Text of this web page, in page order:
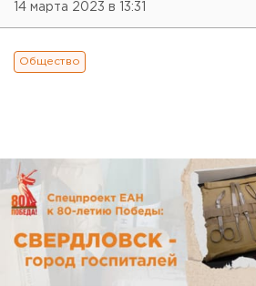
14 марта 2023 в 13:31
Общество